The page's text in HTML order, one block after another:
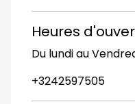
Heures
Du lundi au
+3242597505